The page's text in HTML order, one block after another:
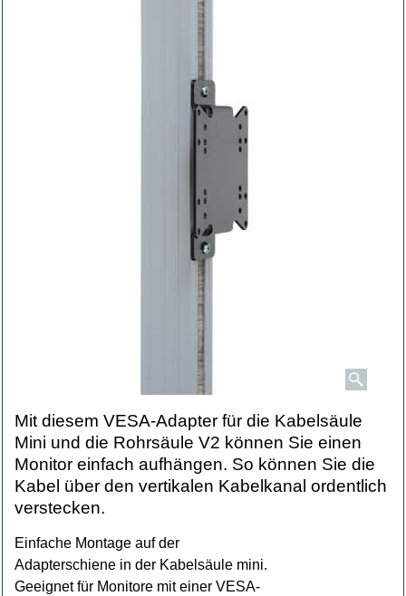
Mit diesem VESA-Adapter für die Kabelsäule
Mini und die Rohrsäule V2 können Sie einen
Monitor einfach aufhängen. So können Sie die
Kabel über den vertikalen Kabelkanal ordentlich
verstecken.
Einfache Montage auf der
Adapterschiene in der Kabelsäule mini.
Geeignet für Monitore mit einer VESA-